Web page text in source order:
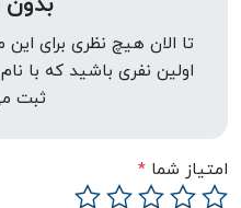
تا الان هیچ نظری برای
اولین نفری باشید که با
ثبت
امتیاز شما *